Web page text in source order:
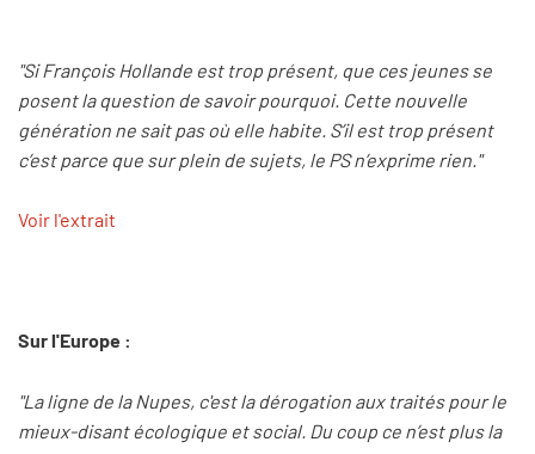
"Si François Hollande est trop présent, que ces jeunes se
posent la question de savoir pourquoi. Cette nouvelle
génération ne sait pas où elle habite. S’il est trop présent
c’est parce que sur plein de sujets, le PS n’exprime rien."
Voir l'extrait
Sur l'Europe :
"La ligne de la Nupes, c'est la dérogation aux traités pour le
mieux-disant écologique et social. Du coup ce n’est plus la